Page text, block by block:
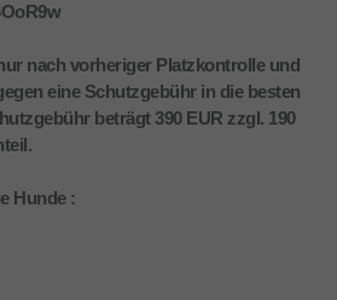
nach vorheriger Platzkontrolle und
eine Schutzgebühr in die besten
beträgt 390 EUR zzgl. 190
Hunde :